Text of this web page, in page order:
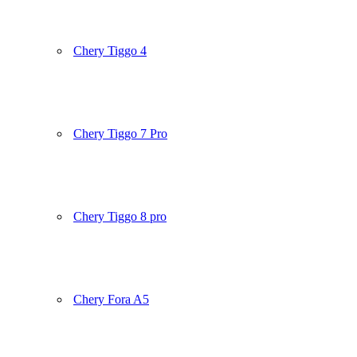
Chery Tiggo 4
Chery Tiggo 7 Pro
Chery Tiggo 8 pro
Chery Fora A5